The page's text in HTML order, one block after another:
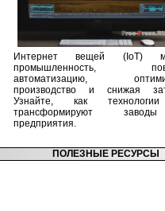
Интернет вещей (IoT)
промышленность,
автоматизацию,
производство и снижая
Узнайте, как
трансформируют
предприятия.
ПОЛЕЗНЫЕ РЕСУРСЫ